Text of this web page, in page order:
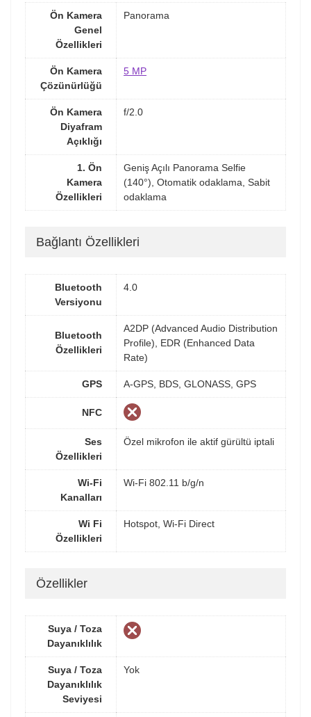
Ön Kamera
Genel
Özellikleri
Panorama
Ön Kamera
Çözünürlüğü
5 MP
Ön Kamera
Diyafram
Açıklığı
f/2.0
1. Ön
Kamera
Özellikleri
Geniş Açılı Panorama Selfie
(140°), Otomatik odaklama, Sabit
odaklama
Bağlantı Özellikleri
Bluetooth
Versiyonu
4.0
Bluetooth
Özellikleri
A2DP (Advanced Audio Distribution
Profile), EDR (Enhanced Data
Rate)
GPS A-GPS, BDS, GLONASS, GPS
NFC
Ses
Özellikleri
Özel mikrofon ile aktif gürültü iptali
Wi-Fi
Kanalları
Wi-Fi 802.11 b/g/n
Wi Fi
Özellikleri
Hotspot, Wi-Fi Direct
Özellikler
Suya / Toza
Dayanıklılık
Suya / Toza
Dayanıklılık
Seviyesi
Yok